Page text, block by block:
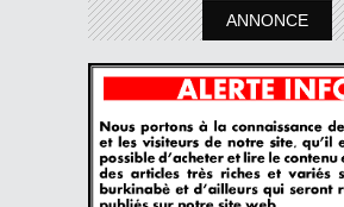
ANNONCE